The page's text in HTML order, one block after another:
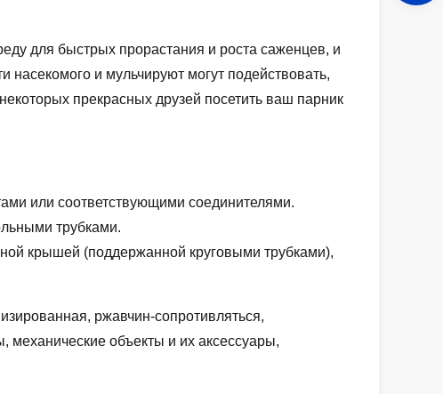
для быстрых прорастания и роста саженцев, и
насекомого и мульчируют могут подействовать,
прекрасных друзей посетить ваш парник
или соответствующими соединителями.
трубками.
крышей (поддержанной круговыми трубками),
ржавчин-сопротивляться,
объекты и их аксессуары,